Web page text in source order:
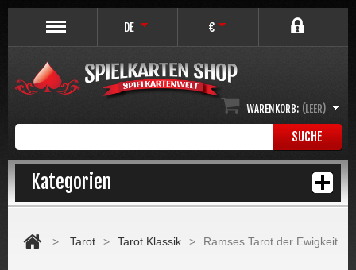
DE €
SUCHE
WARENKORB: (LEER)
Kategorien
> Tarot > Tarot Klassik > Ramses Tarot der Ewigkeit